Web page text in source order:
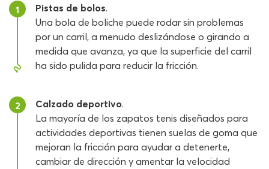
1 Pistas de bolos.
Una bola de boliche puede rodar sin problemas
por un carril, a menudo deslizándose o girando a
medida que avanza, ya que la superficie del carril
ha sido pulida para reducir la fricción.
2 Calzado deportivo.
La mayoría de los zapatos tenis diseñados para
actividades deportivas tienen suelas de goma que
mejoran la fricción para ayudar a detenerte,
cambiar de dirección y amentar la velocidad